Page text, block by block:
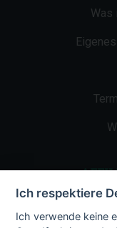
Was
Ich respektiere
Ich verwende keine